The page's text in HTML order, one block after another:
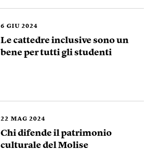
6 GIU 2024
Le cattedre inclusive sono un
bene per tutti gli studenti
22 MAG 2024
Chi difende il patrimonio
culturale del Molise